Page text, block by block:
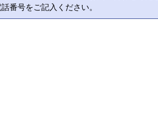
番号をご記入ください。